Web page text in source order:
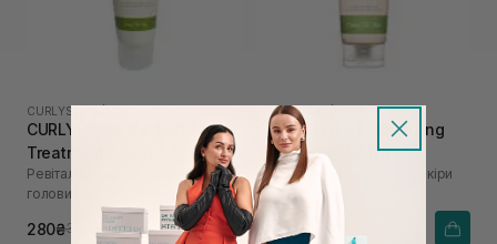
CURLYSHYLL
CURLYSHYLL Revitalizing
Treatment 30 мл
Ревіталізуюча маска для шкіри
голови та волосся
280₴350₴
CURLYSHYLL REVITALIZING
CURLYSHYLL Revitalizing
Treatment 250 мл
Ревіталізуюча маска для шкіри
голови та волосся
1 032₴1 290₴